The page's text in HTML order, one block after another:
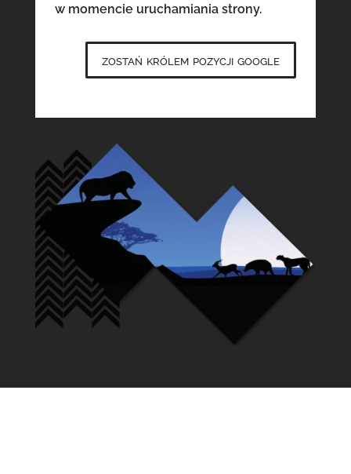
w momencie uruchamiania strony.
zostań królem pozycji google